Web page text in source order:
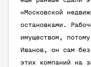
«Московской
остановками.
имуществом,
Иванов, он сам без
этих компаний на